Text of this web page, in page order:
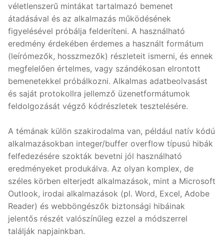
véletlenszerű mintákat tartalmazó bemenet
átadásával és az alkalmazás működésének
figyelésével próbálja felderíteni. A használható
eredmény érdekében érdemes a használt formátum
(leírómezők, hosszmezők) részleteit ismerni, és ennek
megfelelően értelmes, vagy szándékosan elrontott
bemenetekkel próbálkozni. Alkalmas adatbeolvasást
és saját protokollra jellemző üzenetformátumok
feldolgozását végző kódrészletek tesztelésére.
A témának külön szakirodalma van, például natív kódú
alkalmazásokban integer/buffer overflow típusú hibák
felfedezésére szokták bevetni jól használható
eredményeket produkálva. Az olyan komplex, de
széles körben elterjedt alkalmazások, mint a Microsoft
Outlook, irodai alkalmazások (pl. Word, Excel, Adobe
Reader) és webböngészők biztonsági hibáinak
jelentős részét valószínűleg ezzel a módszerrel
találják napjainkban.